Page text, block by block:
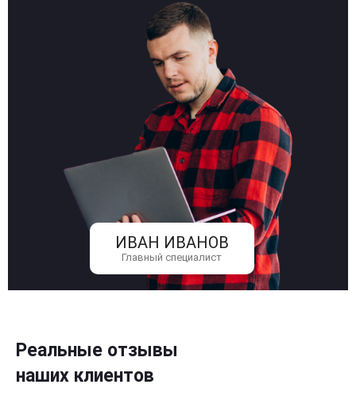
ИВАН ИВАНОВ
Главный специалист
Реальные отзывы
наших клиентов